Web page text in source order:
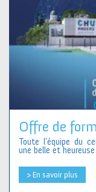
Offre de
Toute l’équipe du
une belle et heureuse
> En savoir plus